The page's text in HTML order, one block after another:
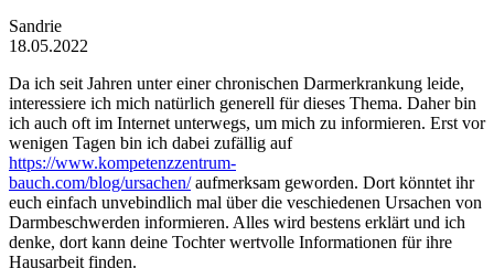
Sandrie
18.05.2022
Da ich seit Jahren unter einer chronischen Darmerkrankung leide,
interessiere ich mich natürlich generell für dieses Thema. Daher bin
ich auch oft im Internet unterwegs, um mich zu informieren. Erst vor
wenigen Tagen bin ich dabei zufällig auf
https://www.kompetenzzentrum-
bauch.com/blog/ursachen/aufmerksam geworden. Dort könntet ihr
euch einfach unvebindlich mal über die veschiedenen Ursachen von
Darmbeschwerden informieren. Alles wird bestens erklärt und ich
denke, dort kann deine Tochter wertvolle Informationen für ihre
Hausarbeit finden.